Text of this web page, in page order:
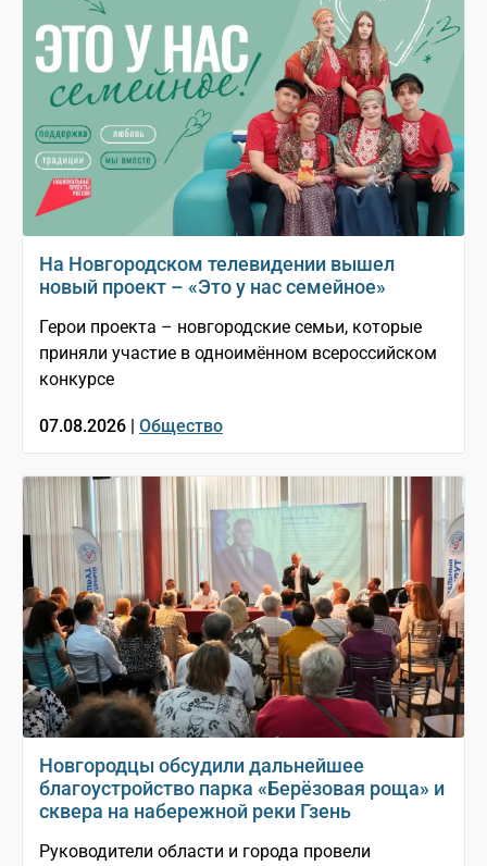
На Новгородском телевидении вышел
новый проект – «Это у нас семейное»
Герои проекта – новгородские семьи, которые
приняли участие в одноимённом всероссийском
конкурсе
07.08.2026 | Общество
Новгородцы обсудили дальнейшее
благоустройство парка «Берёзовая роща» и
сквера на набережной реки Гзень
Руководители области и города провели